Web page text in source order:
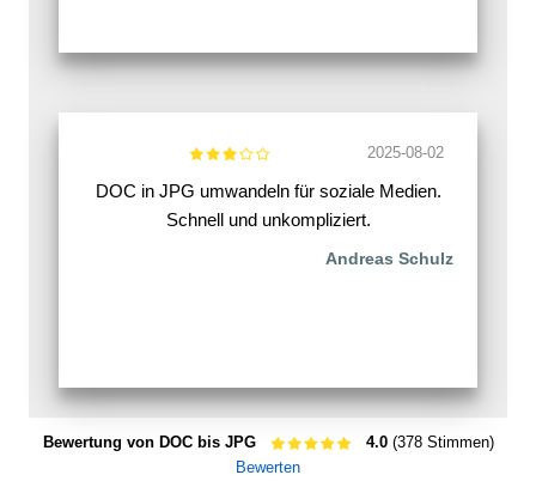
2025-08-02
DOC in JPG umwandeln für soziale Medien.
Schnell und unkompliziert.
Andreas Schulz
Bewertung von DOC bis JPG 4.0(378 Stimmen)
Bewerten